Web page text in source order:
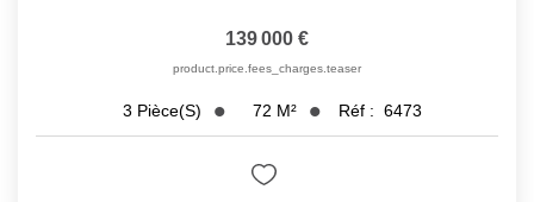
139 000 €
product.price.fees_charges.teaser
3 Pièce(s) 72 M² Réf : 6473